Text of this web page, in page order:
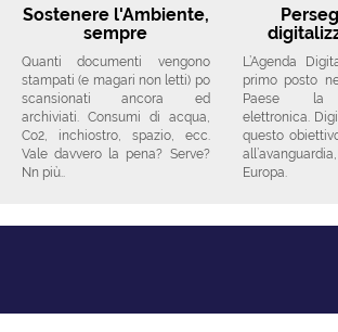
Sostenere l'Ambiente,
sempre
Quanti documenti vengono
stampati (e magari non letti) po
scansionati ancora ed
archiviati. Consumi di acqua,
Co2, inchiostro, spazio, ecc.
Vale davvero la pena? Serve?
Nn più..
L’Agenda
primo posto
Paese la
elettronica.
questo
Europa.